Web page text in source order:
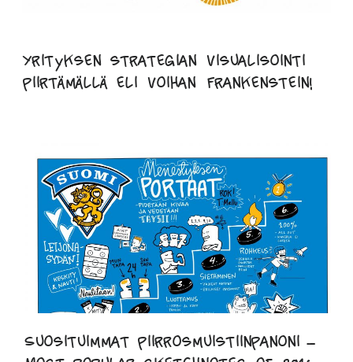
Yrityksen strategian visualisointi
piirtämällä eli voihan Frankenstein!
Suosituimmat piirrosmuistiinpanoni –